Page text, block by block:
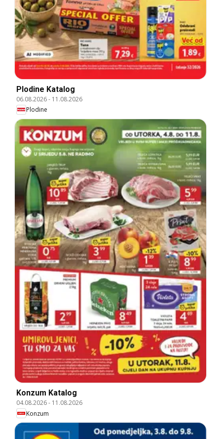
Plodine Katalog
06.08.2026- 11.08.2026
Plodine
Konzum Katalog
04.08.2026- 11.08.2026
Konzum